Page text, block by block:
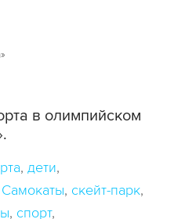
в олимпийском
дети
Самокаты скейт-парк
спорт